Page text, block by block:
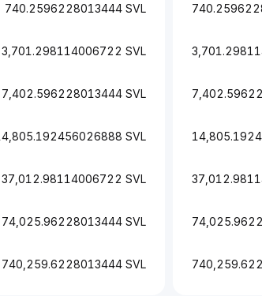
740.2596228013444 SVL
3,701.298114006722 SVL
7,402.596228013444 SVL
SVL
37,012.98114006722 SVL
74,025.96228013444 SVL
740,259.6228013444 SVL